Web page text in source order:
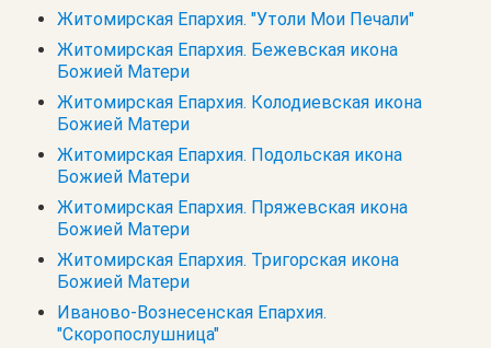
Житомирская Епархия. "Утоли Мои Печали"
Житомирская Епархия. Бежевская икона
Божией Матери
Житомирская Епархия. Колодиевская икона
Божией Матери
Житомирская Епархия. Подольская икона
Божией Матери
Житомирская Епархия. Пряжевская икона
Божией Матери
Житомирская Епархия. Тригорская икона
Божией Матери
Иваново-Вознесенская Епархия.
"Скоропослушница"